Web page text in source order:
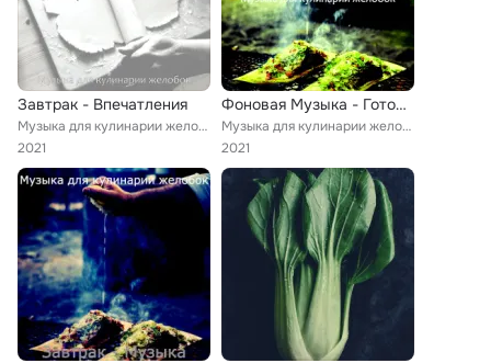
Завтрак - Впечатления
Музыка для кулинарии желобок
2021
Фоновая Музыка - Готовим дома
Музыка для кулинарии желобок
2021